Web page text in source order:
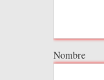
Nombre